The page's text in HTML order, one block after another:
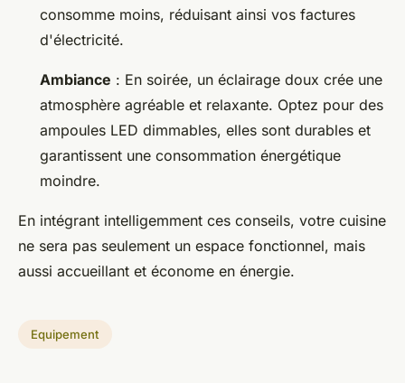
consomme moins, réduisant ainsi vos factures
d'électricité.
Ambiance : En soirée, un éclairage doux crée une
atmosphère agréable et relaxante. Optez pour des
ampoules LED dimmables, elles sont durables et
garantissent une consommation énergétique
moindre.
En intégrant intelligemment ces conseils, votre cuisine
ne sera pas seulement un espace fonctionnel, mais
aussi accueillant et économe en énergie.
Equipement